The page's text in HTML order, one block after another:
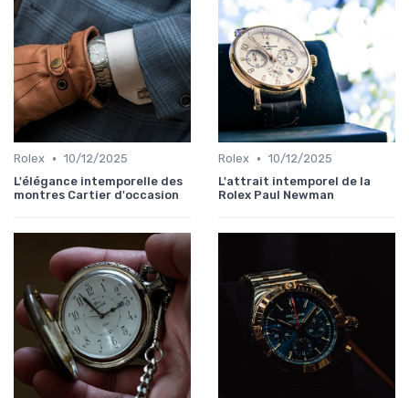
Rolex • 10/12/2025
L'élégance intemporelle des
montres Cartier d'occasion
Rolex • 10/12/2025
L'attrait intemporel de la
Rolex Paul Newman